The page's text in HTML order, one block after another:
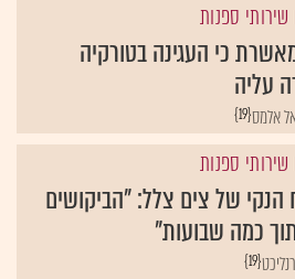
ספנות
כי העגינה בטורקיה
עליה
{19}אלמס
ספנות
הנקי של צים צלל: "הביקושים
כמה שבועות"
{19}